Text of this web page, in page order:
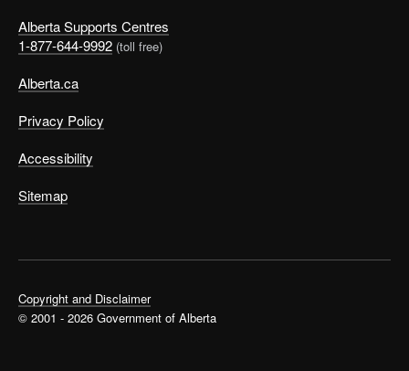
Alberta Supports Centres
1-877-644-9992 (toll free)
Alberta.ca
Privacy Policy
Accessibility
Sitemap
Copyright and Disclaimer
© 2001 - 2026 Government of Alberta